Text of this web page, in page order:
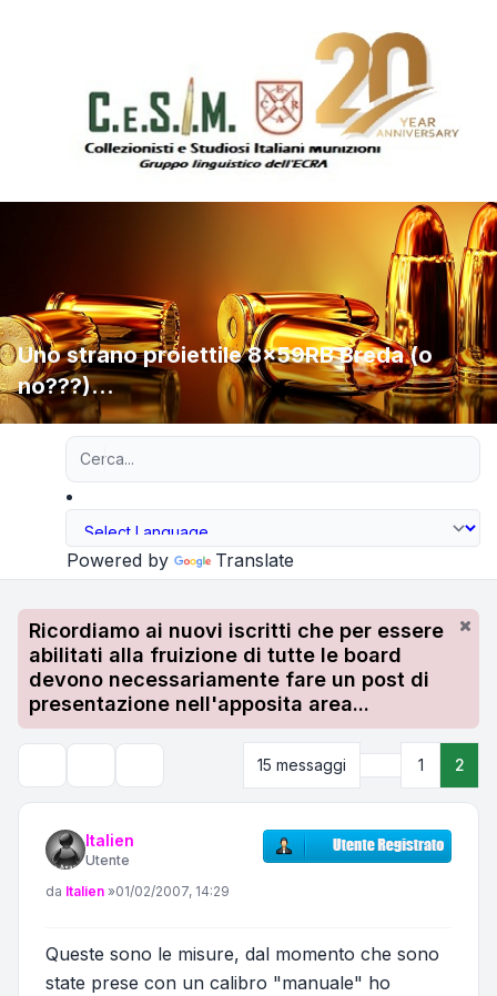
Uno strano proiettile 8x59RB Breda (o
no???)...
Powered by Translate
Ricordiamo ai nuovi iscritti che per essere
abilitati alla fruizione di tutte le board
devono necessariamente fare un post di
presentazione nell'apposita area...
15 messaggi Precedente
1 2
Italien
Utente
Messaggio
da Italien »01/02/2007, 14:29
Queste sono le misure, dal momento che sono
state prese con un calibro "manuale" ho